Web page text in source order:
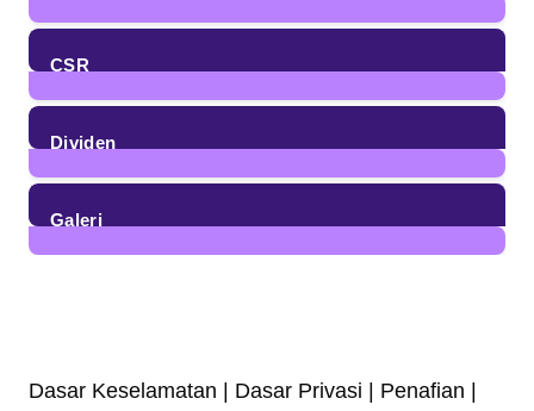
85Posts
CSR
4Posts
Dividen
23Posts
Galeri
Dasar Keselamatan | Dasar Privasi | Penafian |